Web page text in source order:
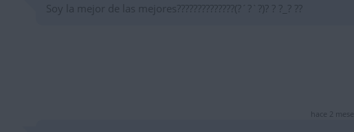
Soy la mejor de las mejores??????????????(?´?`?)? ? ?_? ??
hace 2 meses